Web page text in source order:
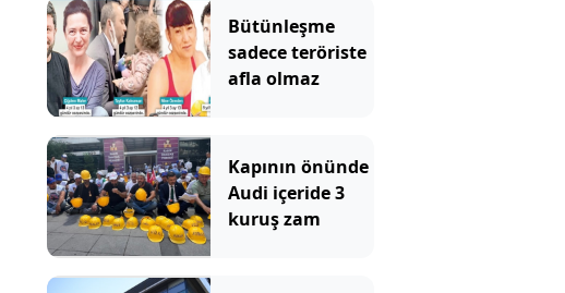
Bütünleşme
sadece teröriste
afla olmaz
Kapının önünde
Audi içeride 3
kuruş zam